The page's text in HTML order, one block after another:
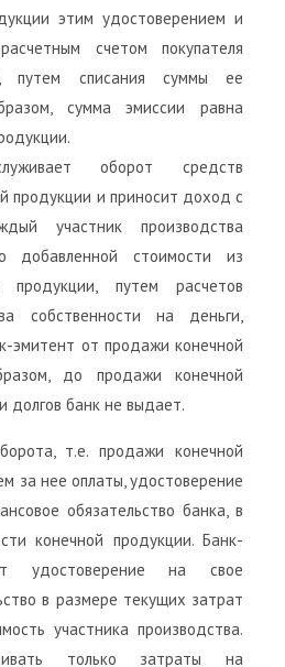
этим удостоверением и
счетом покупателя
путем списания суммы ее
сумма эмиссии равна
оборот средств
продукции и приносит доход с
участник производства
добавленной стоимости из
продукции, путем расчетов
собственности на деньги,
эмитент от продажи конечной
до продажи конечной
долгов банк не выдает.
т.е. продажи конечной
за нее оплаты, удостоверение
обязательство банка, в
конечной продукции. Банк-
удостоверение на свое
в размере текущих затрат
участника производства.
только затраты на